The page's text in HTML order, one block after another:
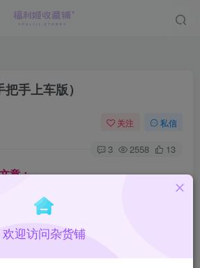
手上车版）
关注 私信
3 2558 13
章：
支付地址
2年前
欢迎访问杂货铺